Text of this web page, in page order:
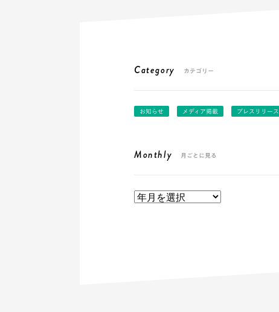
Category カテゴリー
お知らせ メディア掲載 プレスリリース
Monthly 月ごとに見る